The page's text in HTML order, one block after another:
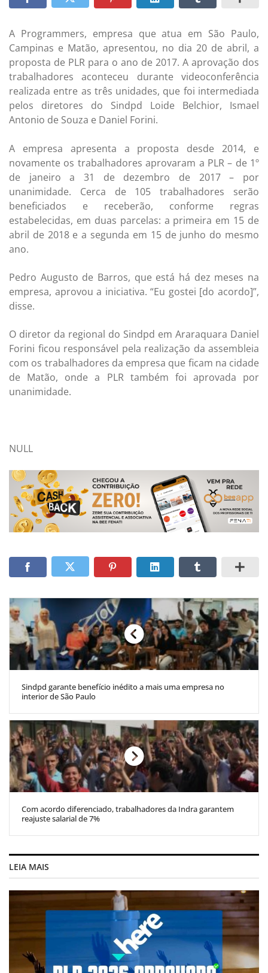
A Programmers, empresa que atua em São Paulo,
Campinas e Matão, apresentou, no dia 20 de abril, a
proposta de PLR para o ano de 2017. A aprovação dos
trabalhadores aconteceu durante videoconferência
realizada entre as três unidades, que foi intermediada
pelos diretores do Sindpd Loide Belchior, Ismael
Antonio de Souza e Daniel Forini.
A empresa apresenta a proposta desde 2014, e
novamente os trabalhadores aprovaram a PLR – de 1º
de janeiro a 31 de dezembro de 2017 – por
unanimidade. Cerca de 105 trabalhadores serão
beneficiados e receberão, conforme regras
estabelecidas, em duas parcelas: a primeira em 15 de
abril de 2018 e a segunda em 15 de junho do mesmo
ano.
Pedro Augusto de Barros, que está há dez meses na
empresa, aprovou a iniciativa. “Eu gostei [do acordo]”,
disse.
O diretor da regional do Sindpd em Araraquara Daniel
Forini ficou responsável pela realização da assembleia
com os trabalhadores da empresa que ficam na cidade
de Matão, onde a PLR também foi aprovada por
unanimidade.
NULL
Sindpd garante benefício inédito a mais uma empresa no
interior de São Paulo
Com acordo diferenciado, trabalhadores da Indra garantem
reajuste salarial de 7%
LEIA MAIS